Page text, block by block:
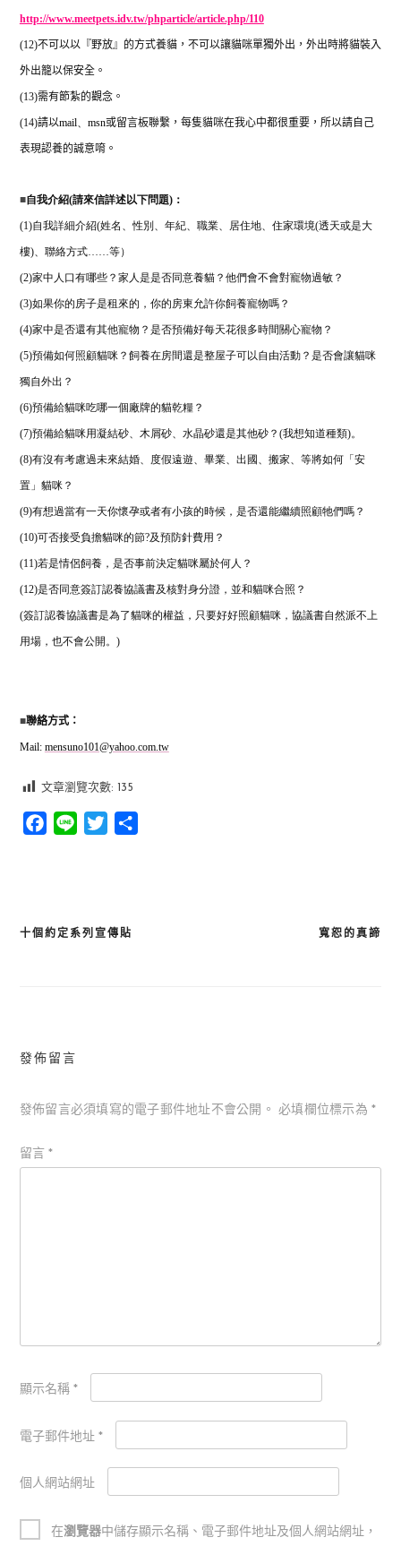
http://www.meetpets.idv.tw/phparticle/article.php/110
(12)不可以以『野放』的方式養貓，不可以讓貓咪單獨外出，外出時將貓裝入
外出籠以保安全。
(13)需有節紮的觀念。
(14)請以mail、 msn或留言板聯繫，每隻貓咪在我心中都很重要，所以請自己
表現認養的誠意唷。
■自我介紹(請來信詳述以下問題)：
(1)自我詳細介紹(姓名、性別、年紀、職業、居住地、住家環境(透天或是大
樓)、聯絡方式……等）
(2)家中人口有哪些？家人是是否同意養貓？他們會不會對寵物過敏？
(3)如果你的房子是租來的，你的房東允許你飼養寵物嗎？
(4)家中是否還有其他寵物？是否預備好每天花很多時間關心寵物？
(5)預備如何照顧貓咪？飼養在房間還是整屋子可以自由活動？是否會讓貓咪
獨自外出？
(6)預備給貓咪吃哪一個廠牌的貓乾糧？
(7)預備給貓咪用凝結砂、木屑砂、水晶砂還是其他砂？(我想知道種類)。
(8)有沒有考慮過未來結婚、度假遠遊、畢業、出國、搬家、等將如何「安
置」貓咪？
(9)有想過當有一天你懷孕或者有小孩的時候，是否還能繼續照顧牠們嗎？
(10)可否接受負擔貓咪的節?及預防針費用？
(11)若是情侶飼養，是否事前決定貓咪屬於何人？
(12)是否同意簽訂認養協議書及核對身分證，並和貓咪合照？
(簽訂認養協議書是為了貓咪的權益，只要好好照顧貓咪，協議書自然派不上
用場，也不會公開。)
■聯絡方式：
Mail: mensuno101@yahoo.com.tw
文章瀏覽次數: 135
Facebook
Line Twitter
文
寬恕的真諦
十個約定系列宣傳貼
發佈留言
發佈留言必須填寫的電子郵件地址不會公開。 必填欄位標示為*
留言 *
顯示名稱 *
電子郵件地址 *
個人網站網址
在瀏覽器中儲存顯示名稱、電子郵件地址及個人網站網址，